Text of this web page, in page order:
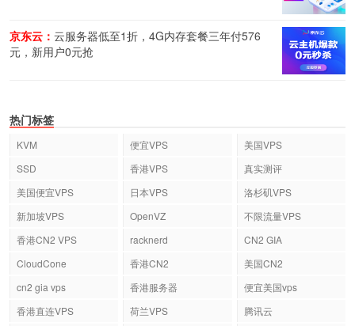
京东云： 云服务器低至1折，4G内存套餐三年付576
元，新用户0元抢
热门标签
KVM 便宜VPS
美国VPS
SSD
香港VPS
真实测评
美国便宜VPS
日本VPS
洛杉矶VPS
新加坡VPS
OpenVZ
不限流量VPS
香港CN2 VPS
racknerd
CN2 GIA
CloudCone
香港CN2
美国CN2
cn2 gia vps
香港服务器
便宜美国vps
香港直连VPS
荷兰VPS
腾讯云